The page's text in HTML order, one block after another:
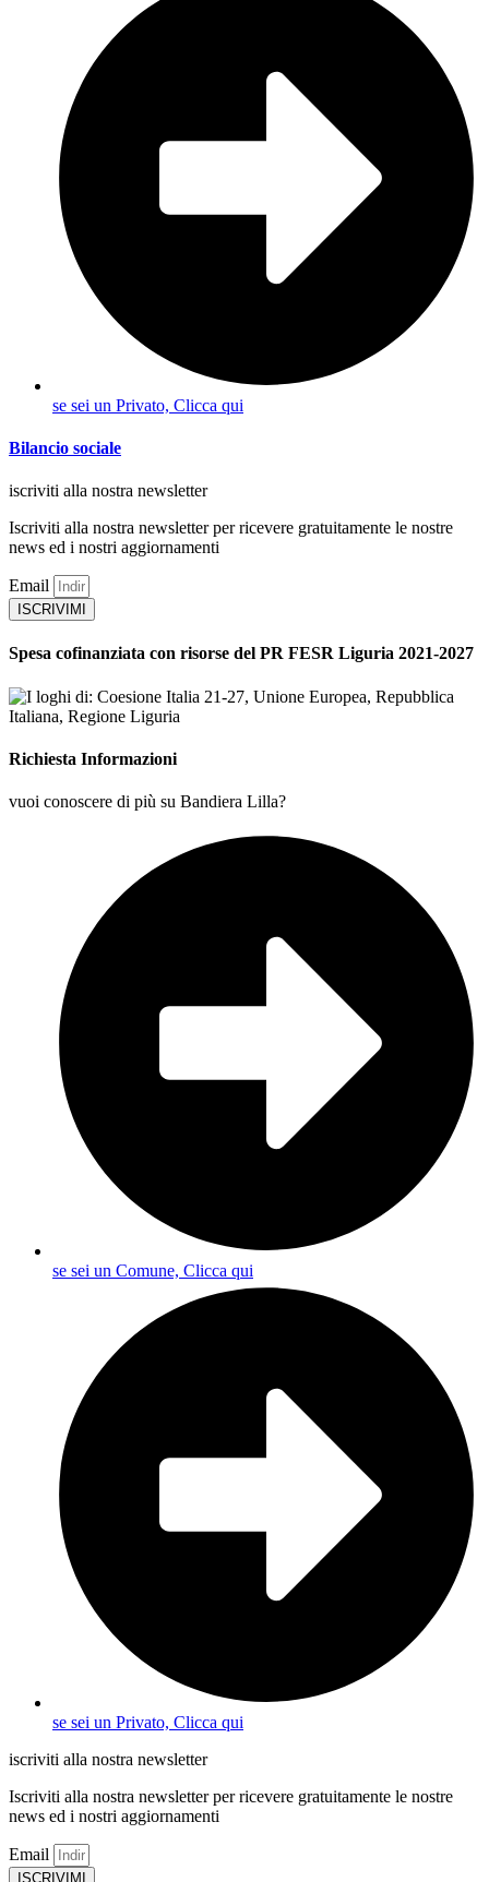
se sei un Privato, Clicca qui
Bilancio sociale
iscriviti alla nostra newsletter
Iscriviti alla nostra newsletter per ricevere gratuitamente le nostre
news ed i nostri aggiornamenti
Email
ISCRIVIMI
Spesa cofinanziata con risorse del PR FESR Liguria 2021-2027
Richiesta Informazioni
vuoi conoscere di più su Bandiera Lilla?
se sei un Comune, Clicca qui
se sei un Privato, Clicca qui
iscriviti alla nostra newsletter
Iscriviti alla nostra newsletter per ricevere gratuitamente le nostre
news ed i nostri aggiornamenti
Email
ISCRIVIMI